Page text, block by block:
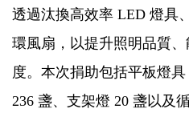
透過汰換高效率 LED 燈具
環風扇，以提升照明品質
度。本次捐助包括平板燈具
236 盞、支架燈 20 盞以及